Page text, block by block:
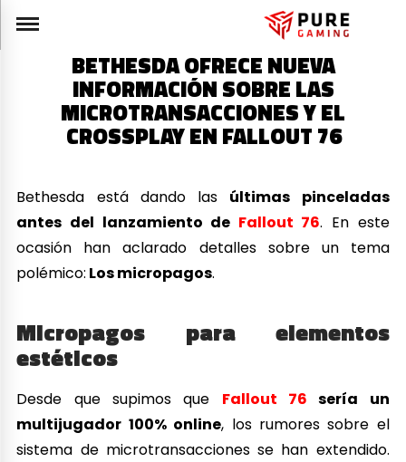
BETHESDA OFRECE NUEVA
INFORMACIÓN SOBRE LAS
MICROTRANSACCIONES Y EL
CROSSPLAY EN FALLOUT 76
Bethesda está dando las últimas pinceladas
antes del lanzamiento de Fallout 76. En este
ocasión han aclarado detalles sobre un tema
polémico: Los micropagos.
Micropagos para elementos
estéticos
Desde que supimos que Fallout 76 sería un
multijugador 100% online, los rumores sobre el
sistema de microtransacciones se han extendido.